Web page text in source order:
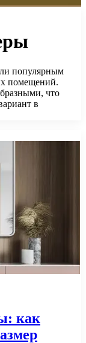
популярным
помещений.
что
в
как